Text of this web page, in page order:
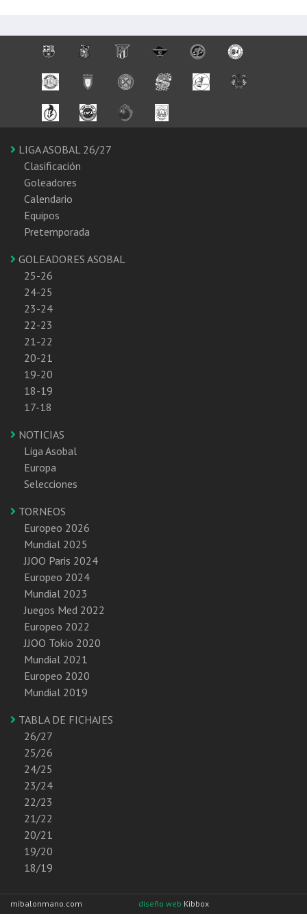
LIGA ASOBAL 26/27
Clasificación
Goleadores
Calendario
Equipos
Pretemporada
GOLEADORES ASOBAL
25-26
24-25
23-24
22-23
21-22
20-21
19-20
18-19
17-18
NOTICIAS
Liga Asobal
Europa
Selecciones
TORNEOS
Europeo 2026
Mundial 2025
JJOO Paris 2024
Europeo 2024
Mundial 2023
Juegos Med 2022
Europeo 2022
JJOO Tokio 2020
Mundial 2021
Europeo 2020
Mundial 2019
TABLA DE FICHAJES
26/27
25/26
24/25
23/24
22/23
21/22
20/21
19/20
18/19
mibalonmano.com diseño web Kibbox